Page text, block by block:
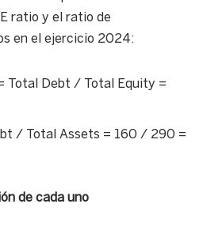
ratio y el ratio de
en el ejercicio 2024:
Total Debt / Total Equity =
/ Total Assets = 160 / 290 =
de cada uno